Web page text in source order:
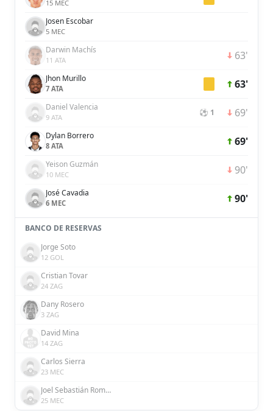
15 MEC
Josen Escobar
5 MEC
Darwin Machís
11 ATA 63'
Jhon Murillo
7 ATA 63'
Daniel Valencia
9 ATA ⚽ 1 69'
Dylan Borrero
8 ATA 69'
Yeison Guzmán
10 MEC 90'
José Cavadia
6 MEC 90'
BANCO DE RESERVAS
Jorge Soto
12 GOL
Cristian Tovar
24 ZAG
Dany Rosero
3 ZAG
David Mina
14 ZAG
Carlos Sierra
23 MEC
Joel Sebastián Romero
25 MEC